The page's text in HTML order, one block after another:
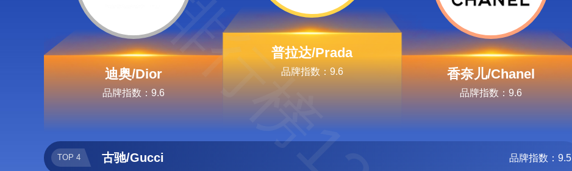
迪奥/Dior
品牌指数：9.6
普拉达/Prada
品牌指数：9.6 香奈儿/Chanel
品牌指数：9.6
TOP 4 古驰/Gucci 品牌指数：9.5